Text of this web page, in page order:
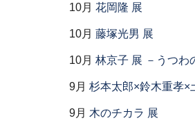
10月 花岡隆 展
10月 藤塚光男 展
10月 林京子 展 －うつわ
9月 杉本太郎×鈴木重孝×
9月 木のチカラ 展